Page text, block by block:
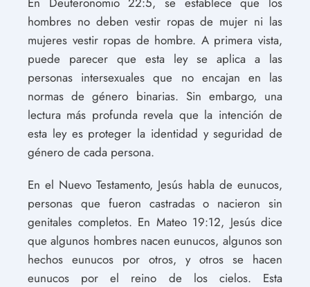
hombres no deben vestir ropas de mujer ni las
mujeres vestir ropas de hombre. A primera vista,
puede parecer que esta ley se aplica a las
personas intersexuales que no encajan en las
normas de género binarias. Sin embargo, una
lectura más profunda revela que la intención de
esta ley es proteger la identidad y seguridad de
género de cada persona.
En el Nuevo Testamento, Jesús habla de eunucos,
personas que fueron castradas o nacieron sin
genitales completos. En Mateo 19:12, Jesús dice
que algunos hombres nacen eunucos, algunos son
hechos eunucos por otros, y otros se hacen
eunucos por el reino de los cielos. Esta